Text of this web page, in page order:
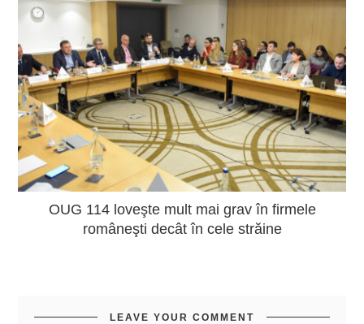
OUG 114 loveşte mult mai grav în firmele
româneşti decât în cele străine
LEAVE YOUR COMMENT